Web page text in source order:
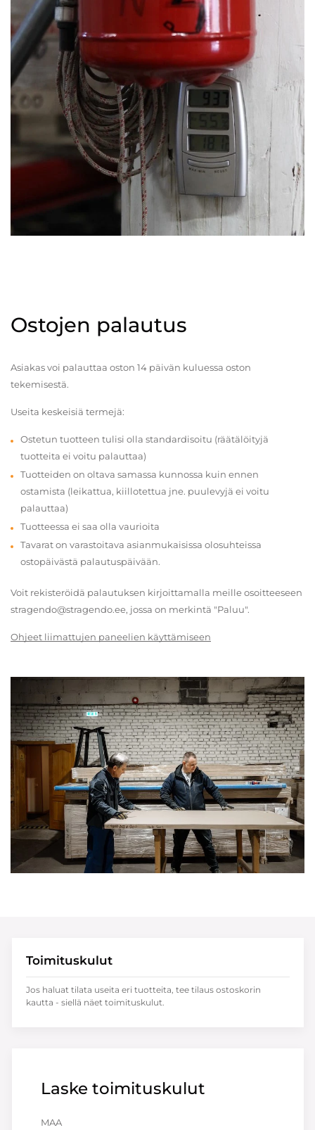
Ostojen palautus
Asiakas voi palauttaa oston 14 päivän kuluessa oston
tekemisestä.
Useita keskeisiä termejä:
Ostetun tuotteen tulisi olla standardisoitu (räätälöityjä
tuotteita ei voitu palauttaa)
Tuotteiden on oltava samassa kunnossa kuin ennen
ostamista (leikattua, kiillotettua jne. puulevyjä ei voitu
palauttaa)
Tuotteessa ei saa olla vaurioita
Tavarat on varastoitava asianmukaisissa olosuhteissa
ostopäivästä palautuspäivään.
Voit rekisteröidä palautuksen kirjoittamalla meille osoitteeseen
stragendo@stragendo.ee, jossa on merkintä "Paluu".
Ohjeet liimattujen paneelien käyttämiseen
Laske toimituskulut
MAA
Toimituskulut
Jos haluat tilata useita eri tuotteita, tee tilaus ostoskorin
kautta - siellä näet toimituskulut.